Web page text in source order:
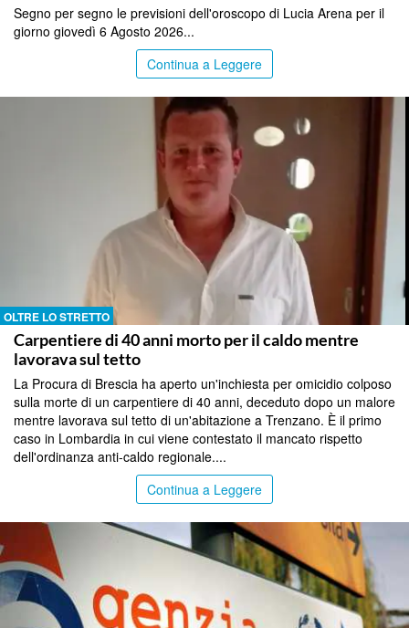
Segno per segno le previsioni dell'oroscopo di Lucia Arena per il
giorno giovedì 6 Agosto 2026...
Continua a Leggere
OLTRE LO STRETTO
Carpentiere di 40 anni morto per il caldo mentre
lavorava sul tetto
La Procura di Brescia ha aperto un'inchiesta per omicidio colposo
sulla morte di un carpentiere di 40 anni, deceduto dopo un malore
mentre lavorava sul tetto di un'abitazione a Trenzano. È il primo
caso in Lombardia in cui viene contestato il mancato rispetto
dell'ordinanza anti-caldo regionale....
Continua a Leggere